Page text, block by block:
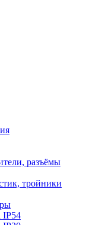
разъёмы
тройники
IP54